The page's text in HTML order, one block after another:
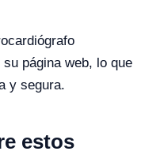
página web, lo que
y segura.
estos